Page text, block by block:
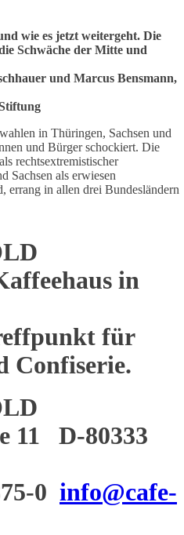
wie es jetzt weitergeht. Die
Schwäche der Mitte und
und Marcus Bensmann,
in Thüringen, Sachsen und
und Bürger schockiert. Die
rechtsextremistischer
Sachsen als erwiesen
errang in allen drei Bundesländern
in
für
Confiserie.
11 D-80333
0 info@cafe-